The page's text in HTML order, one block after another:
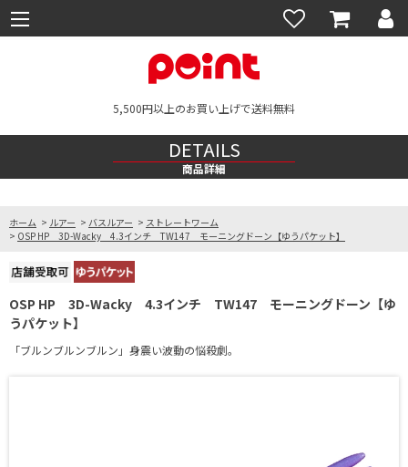
5,500円以上のお買い上げで送料無料
DETAILS
商品詳細
ホーム > ルアー > バスルアー > ストレートワーム
> OSP HP 3D-Wacky 4.3インチ TW147 モーニングドーン【ゆうパケット】
OSP HP 3D-Wacky 4.3インチ TW147 モーニングドーン【ゆ
うパケット】
「ブルンブルンブルン」身震い波動の悩殺劇。